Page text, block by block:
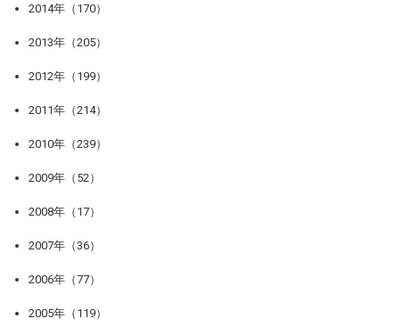
2014年（170）
2013年（205）
2012年（199）
2011年（214）
2010年（239）
2009年（52）
2008年（17）
2007年（36）
2006年（77）
2005年（119）